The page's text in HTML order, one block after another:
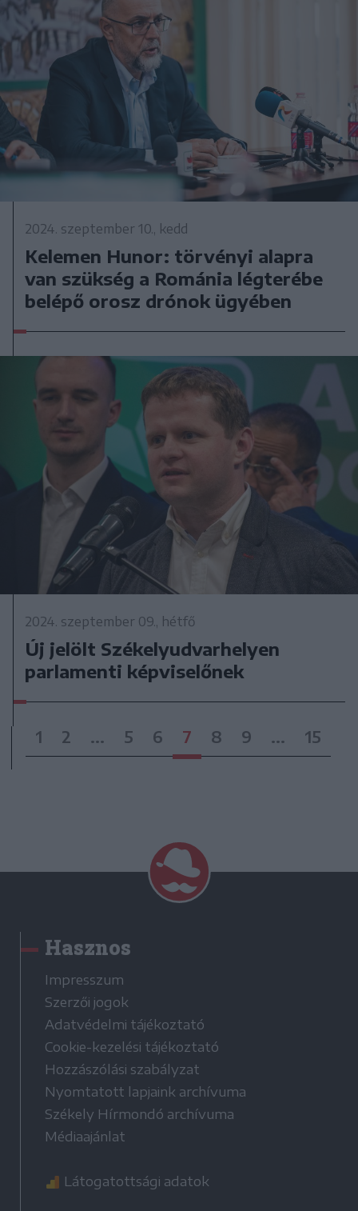
2024. szeptember 10., kedd
Kelemen Hunor: törvényi alapra
van szükség a Románia légterébe
belépő orosz drónok ügyében
2024. szeptember 09., hétfő
Új jelölt Székelyudvarhelyen
parlamenti képviselőnek
1 2 ... 5 6 7 8 9 ... 15
Hasznos
Impresszum
Szerzői jogok
Adatvédelmi tájékoztató
Cookie-kezelési tájékoztató
Hozzászólási szabályzat
Nyomtatott lapjaink archívuma
Székely Hírmondó archívuma
Médiaajánlat
Látogatottsági adatok